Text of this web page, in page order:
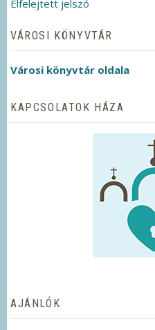
Elfelejtett jelszó
VÁROSI KÖNYVTÁR
Városi könyvtár oldala
KAPCSOLATOK HÁZA
AJÁNLÓK